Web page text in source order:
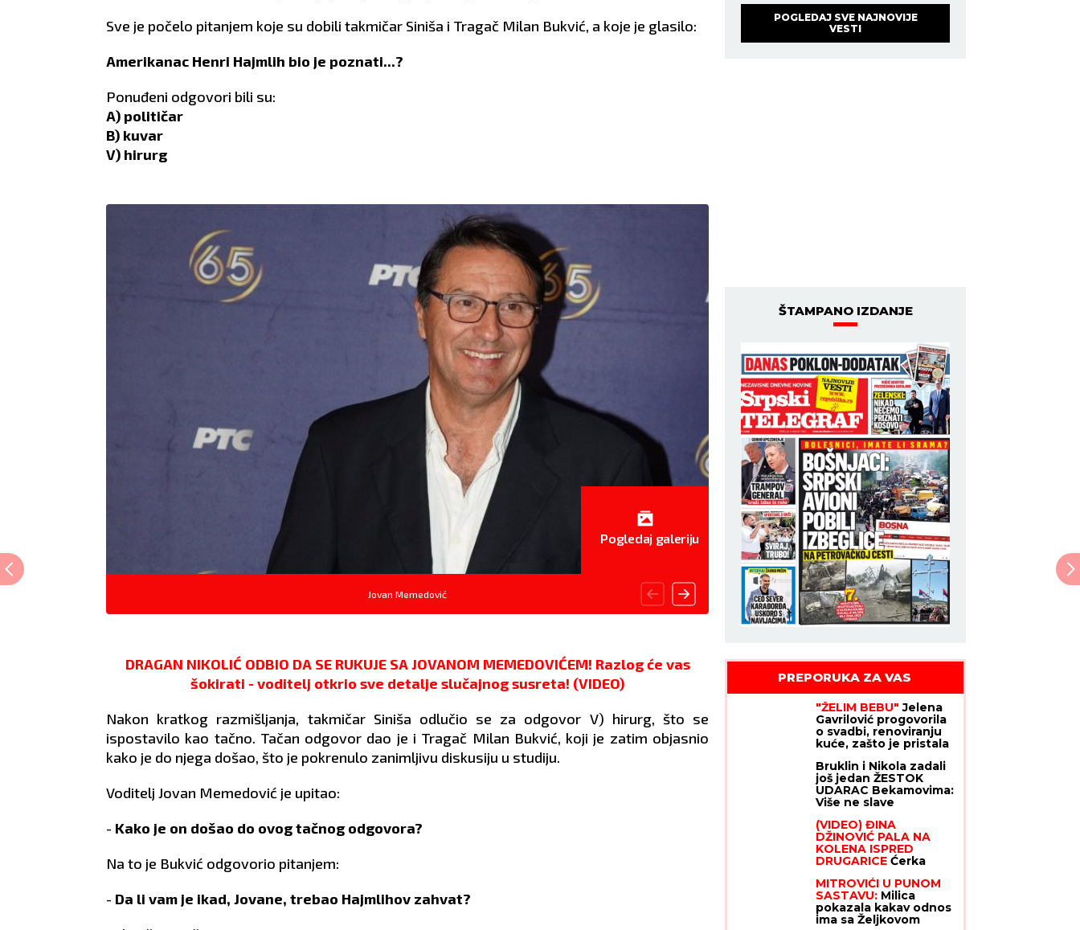
Sve je počelo pitanjem koje su dobili takmičar Siniša i Tragač Milan Bukvić, a koje je glasilo:
Amerikanac Henri Hajmlih bio je poznati...?
Ponuđeni odgovori bili su:
A) političar
B) kuvar
V) hirurg
Jovan Memedović
Pogledaj galeriju
DRAGAN NIKOLIĆ ODBIO DA SE RUKUJE SA JOVANOM MEMEDOVIĆEM! Razlog će vas
šokirati - voditelj otkrio sve detalje slučajnog susreta! (VIDEO)
Nakon kratkog razmišljanja, takmičar Siniša odlučio se za odgovor V) hirurg, što se
ispostavilo kao tačno. Tačan odgovor dao je i Tragač Milan Bukvić, koji je zatim objasnio
kako je do njega došao, što je pokrenulo zanimljivu diskusiju u studiju.
Voditelj Jovan Memedović je upitao:
- Kako je on došao do ovog tačnog odgovora?
Na to je Bukvić odgovorio pitanjem:
- Da li vam je ikad, Jovane, trebao Hajmlihov zahvat?
POGLEDAJ SVE NAJNOVIJE
VESTI
ŠTAMPANO IZDANJE
PREPORUKA ZA VAS
"ŽELIM BEBU" Jelena
Gavrilović progovorila
o svadbi, renoviranju
kuće, zašto je pristala
"Išla sam roditeljima
da kažem da
odustajem"
Bruklin i Nikola zadali
još jedan ŽESTOK
UDARAC Bekamovima:
Više ne slave
dan venčanja - ovo je
razlog
(VIDEO) ĐINA
DŽINOVIĆ PALA NA
KOLENA ISPRED
DRUGARICE Ćerka
transu na Cecinom
koncertu, haljina sa
prorezima pokazala
previše
MITROVIĆI U PUNOM
SASTAVU: Milica
pokazala kakav odnos
ima sa Željkovom